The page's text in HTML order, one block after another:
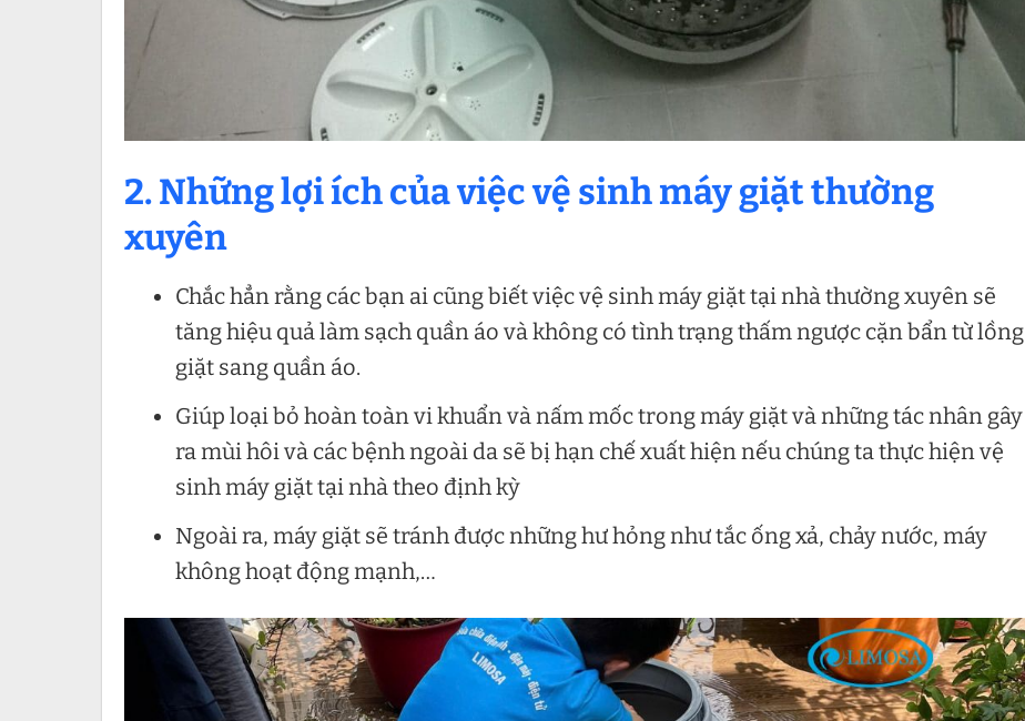
2. Những lợi ích của việc vệ sinh máy giặt thường
xuyên
Chắc hẳn rằng các bạn ai cũng biết việc vệ sinh máy giặt tại nhà thường xuyên sẽ
tăng hiệu quả làm sạch quần áo và không có tình trạng thấm ngược cặn bẩn từ lồng
giặt sang quần áo.
Giúp loại bỏ hoàn toàn vi khuẩn và nấm mốc trong máy giặt và những tác nhân gây
ra mùi hôi và các bệnh ngoài da sẽ bị hạn chế xuất hiện nếu chúng ta thực hiện vệ
sinh máy giặt tại nhà theo định kỳ
Ngoài ra, máy giặt sẽ tránh được những hư hỏng như tắc ống xả, chảy nước, máy
không hoạt động mạnh,…